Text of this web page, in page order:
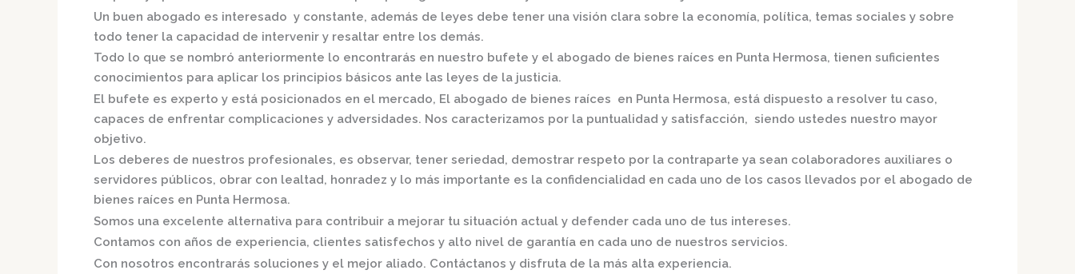
Un buen abogado es interesado y constante, además de leyes debe tener una visión clara sobre la economía, política, temas sociales y sobre
todo tener la capacidad de intervenir y resaltar entre los demás.
Todo lo que se nombró anteriormente lo encontrarás en nuestro bufete y el abogado de bienes raíces en Punta Hermosa, tienen suficientes
conocimientos para aplicar los principios básicos ante las leyes de la justicia.
El bufete es experto y está posicionados en el mercado, El abogado de bienes raíces en Punta Hermosa, está dispuesto a resolver tu caso,
capaces de enfrentar complicaciones y adversidades. Nos caracterizamos por la puntualidad y satisfacción, siendo ustedes nuestro mayor
objetivo.
Los deberes de nuestros profesionales, es observar, tener seriedad, demostrar respeto por la contraparte ya sean colaboradores auxiliares o
servidores públicos, obrar con lealtad, honradez y lo más importante es la confidencialidad en cada uno de los casos llevados por el abogado de
bienes raíces en Punta Hermosa.
Somos una excelente alternativa para contribuir a mejorar tu situación actual y defender cada uno de tus intereses.
Contamos con años de experiencia, clientes satisfechos y alto nivel de garantía en cada uno de nuestros servicios.
Con nosotros encontrarás soluciones y el mejor aliado. Contáctanos y disfruta de la más alta experiencia.